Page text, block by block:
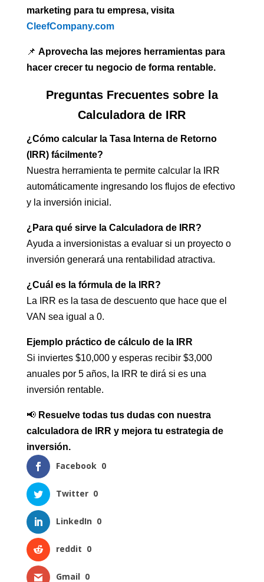
marketing para tu empresa, visita
CleefCompany.com
📌 Aprovecha las mejores herramientas para
hacer crecer tu negocio de forma rentable.
Preguntas Frecuentes sobre la
Calculadora de IRR
¿Cómo calcular la Tasa Interna de Retorno
(IRR) fácilmente?
Nuestra herramienta te permite calcular la IRR
automáticamente ingresando los flujos de efectivo
y la inversión inicial.
¿Para qué sirve la Calculadora de IRR?
Ayuda a inversionistas a evaluar si un proyecto o
inversión generará una rentabilidad atractiva.
¿Cuál es la fórmula de la IRR?
La IRR es la tasa de descuento que hace que el
VAN sea igual a 0.
Ejemplo práctico de cálculo de la IRR
Si inviertes $10,000 y esperas recibir $3,000
anuales por 5 años, la IRR te dirá si es una
inversión rentable.
📢 Resuelve todas tus dudas con nuestra
calculadora de IRR y mejora tu estrategia de
inversión.
Facebook 0
Twitter 0
LinkedIn 0
reddit 0
Gmail 0